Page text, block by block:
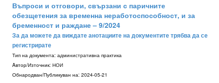
Въпроси и отговори, свързани с паричните
обезщетения за временна неработоспособност, и за
бременност и раждане – 9/2024
За да можете да виждате анотациите на документите трябва да се
регистрирате
Тип на документа: административна практика
Aвтор/Източник: НОИ
Обнародван/Публикуван на: 2024-05-21